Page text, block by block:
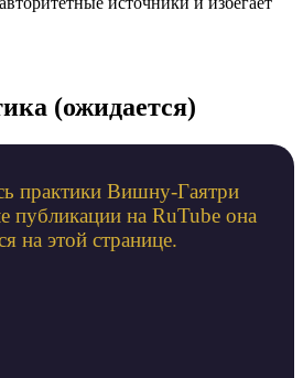
(ожидается)
практики Вишну-Гаятри
публикации на RuTube она
на этой странице.